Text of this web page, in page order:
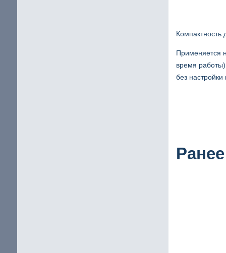
Компактность
Применяется
время
без